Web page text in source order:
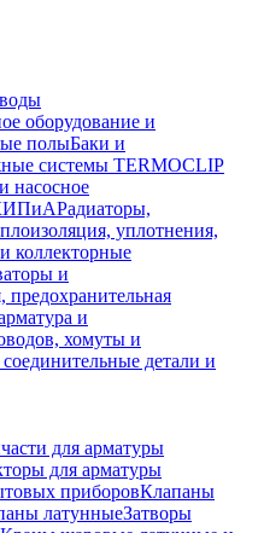
оборудование и
полыБаки и
системы TERMOCLIP
насосное
Радиаторы,
уплотнения,
коллекторные
и
и
хомуты и
детали и
для арматуры
для арматуры
приборовКлапаны
латунныеЗатворы